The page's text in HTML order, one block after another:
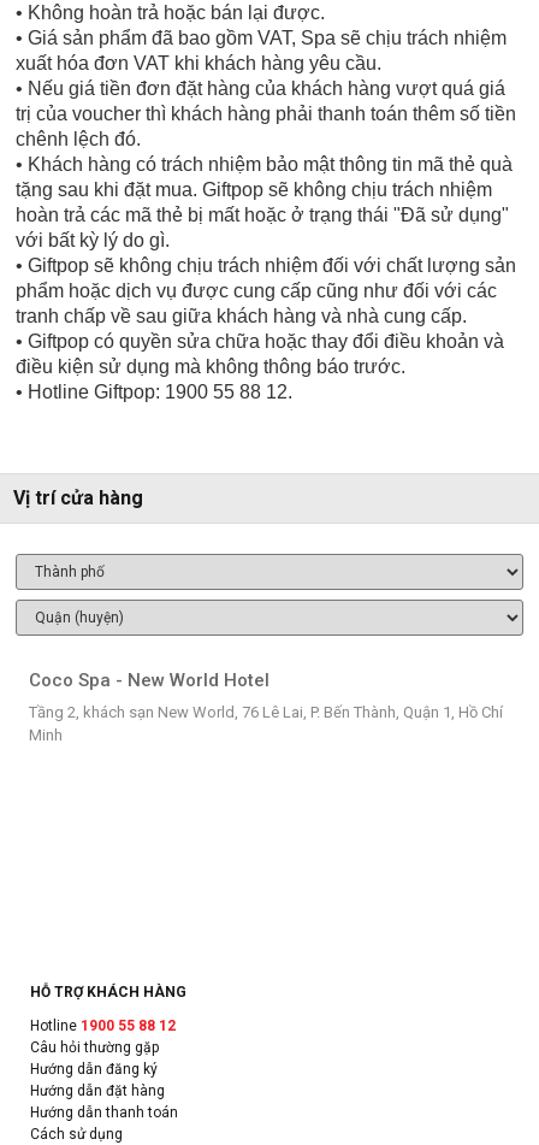
• Không hoàn trả hoặc bán lại được.
• Giá sản phẩm đã bao gồm VAT, Spa sẽ chịu trách nhiệm
xuất hóa đơn VAT khi khách hàng yêu cầu.
• Nếu giá tiền đơn đặt hàng của khách hàng vượt quá giá
trị của voucher thì khách hàng phải thanh toán thêm số tiền
chênh lệch đó.
• Khách hàng có trách nhiệm bảo mật thông tin mã thẻ quà
tặng sau khi đặt mua. Giftpop sẽ không chịu trách nhiệm
hoàn trả các mã thẻ bị mất hoặc ở trạng thái "Đã sử dụng"
với bất kỳ lý do gì.
• Giftpop sẽ không chịu trách nhiệm đối với chất lượng sản
phẩm hoặc dịch vụ được cung cấp cũng như đối với các
tranh chấp về sau giữa khách hàng và nhà cung cấp.
• Giftpop có quyền sửa chữa hoặc thay đổi điều khoản và
điều kiện sử dụng mà không thông báo trước.
• Hotline Giftpop: 1900 55 88 12.
Vị trí cửa hàng
Coco Spa - New World Hotel
Tầng 2, khách sạn New World, 76 Lê Lai, P. Bến Thành, Quận 1, Hồ Chí
Minh
HỖ TRỢ KHÁCH HÀNG
Hotline 1900 55 88 12
Câu hỏi thường gặp
Hướng dẫn đăng ký
Hướng dẫn đặt hàng
Hướng dẫn thanh toán
Cách sử dụng